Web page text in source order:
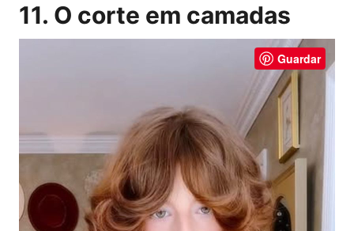
11. O corte em camadas
Guardar